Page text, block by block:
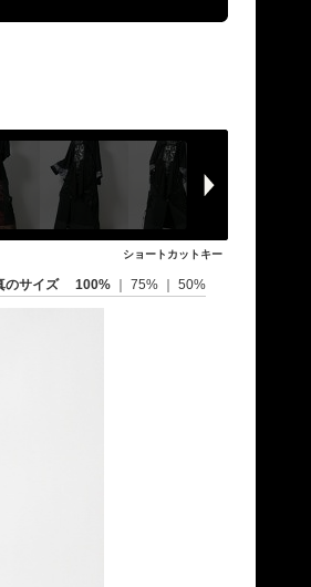
ショートカットキー
のサイズ 100% 75% 50%